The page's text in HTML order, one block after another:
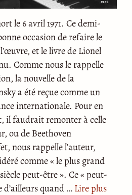
le 6 avril 1971. Ce demi-
occasion de refaire le
et le livre de Lionel
Comme nous le rappelle
la nouvelle de la
a été reçue comme un
internationale. Pour en
il faudrait remonter à celle
ou de Beethoven
nous rappelle l’auteur,
comme « le plus grand
peut-être ». Ce « peut-
quand … Lire plus